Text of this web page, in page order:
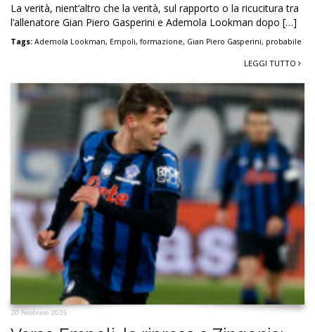
La verità, nient’altro che la verità, sul rapporto o la ricucitura tra
l’allenatore Gian Piero Gasperini e Ademola Lookman dopo […]
Tags: Ademola Lookman, Empoli, formazione, Gian Piero Gasperini, probabile
LEGGI TUTTO
20 Febbraio 2025